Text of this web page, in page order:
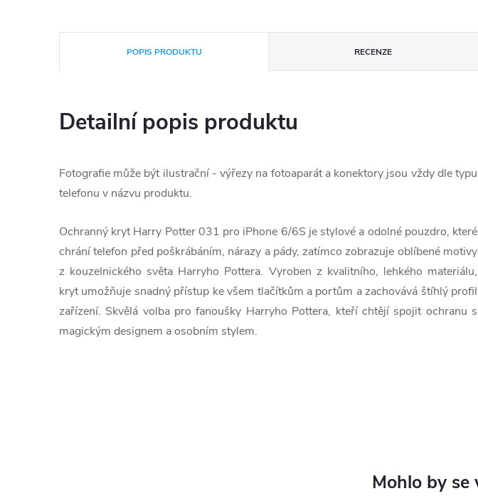
POPIS PRODUKTU RECENZE
Detailní popis produktu
Fotografie může být ilustrační - výřezy na fotoaparát a konektory jsou vždy dle typu
telefonu v názvu produktu.
Ochranný kryt Harry Potter 031 pro iPhone 6/6S je stylové a odolné pouzdro, které
chrání telefon před poškrábáním, nárazy a pády, zatímco zobrazuje oblíbené motivy
z kouzelnického světa Harryho Pottera. Vyroben z kvalitního, lehkého materiálu,
kryt umožňuje snadný přístup ke všem tlačítkům a portům a zachovává štíhlý profil
zařízení. Skvělá volba pro fanoušky Harryho Pottera, kteří chtějí spojit ochranu s
magickým designem a osobním stylem.